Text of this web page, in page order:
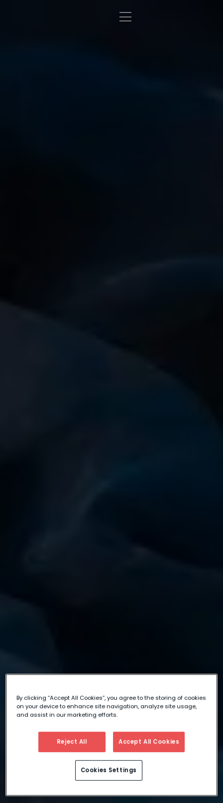
By clicking “Accept All Cookies”, you agree to the storing of cookies
on your device to enhance site navigation, analyze site usage,
and assist in our marketing efforts.
Reject All Accept All Cookies
Cookies Settings